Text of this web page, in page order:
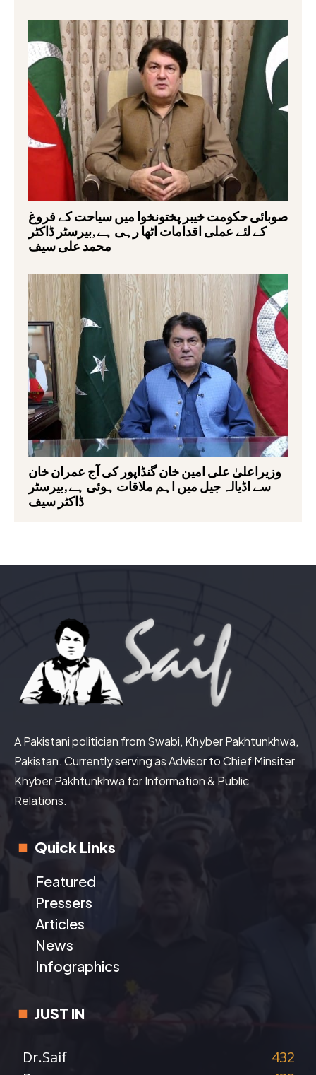
صوبائی حکومت خیبر پختونخوا میں سیاحت کے فروغ
کے لئے عملی اقدامات اٹھا رہی ہے,بیرسٹر ڈاکٹر
محمد علی سیف
وزیراعلیٰ علی امین خان گنڈاپور کی آج عمران خان
سے اڈیالہ جیل میں اہم ملاقات ہوئی ہے,بیرسٹر
ڈاکٹر سیف
A Pakistani politician from Swabi, Khyber Pakhtunkhwa,
Pakistan. Currently serving as Advisor to Chief Minsiter
Khyber Pakhtunkhwa for Information & Public
Relations.
Quick Links
Featured
Pressers
Articles
News
Infographics
JUST IN
Dr.Saif
432